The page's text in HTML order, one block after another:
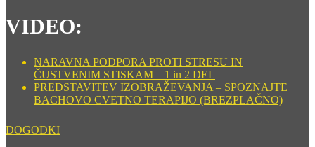
VIDEO:
NARAVNA PODPORA PROTI STRESU IN
ČUSTVENIM STISKAM – 1 in 2 DEL
PREDSTAVITEV IZOBRAŽEVANJA – SPOZNAJTE
BACHOVO CVETNO TERAPIJO (BREZPLAČNO)
DOGODKI